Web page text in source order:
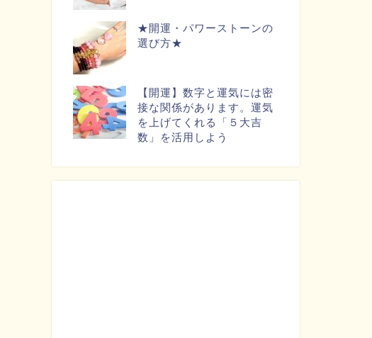
★開運・パワーストーンの
選び方★
【開運】数字と運気には密
接な関係があります。運気
を上げてくれる「５大吉
数」を活用しよう